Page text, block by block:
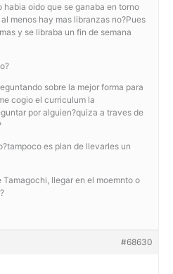
oido que se ganaba en torno
menos hay mas libranzas no?Pues
y se libraba un fin de semana
sobre la mejor forma para
cogio el curriculum la
por alguien?quiza a traves de
es plan de llevarles un
llegar en el moemnto o
#68630